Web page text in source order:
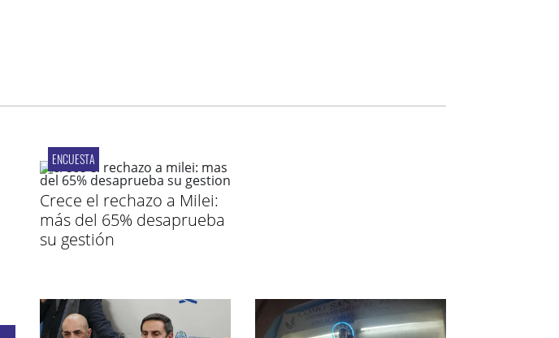
ENCUESTA
Crece el rechazo a Milei:
más del 65% desaprueba
su gestión